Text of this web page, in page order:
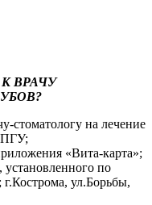
ВРАЧУ
стоматологу на лечение
«Вита-карта»;
по
ул.Борьбы,